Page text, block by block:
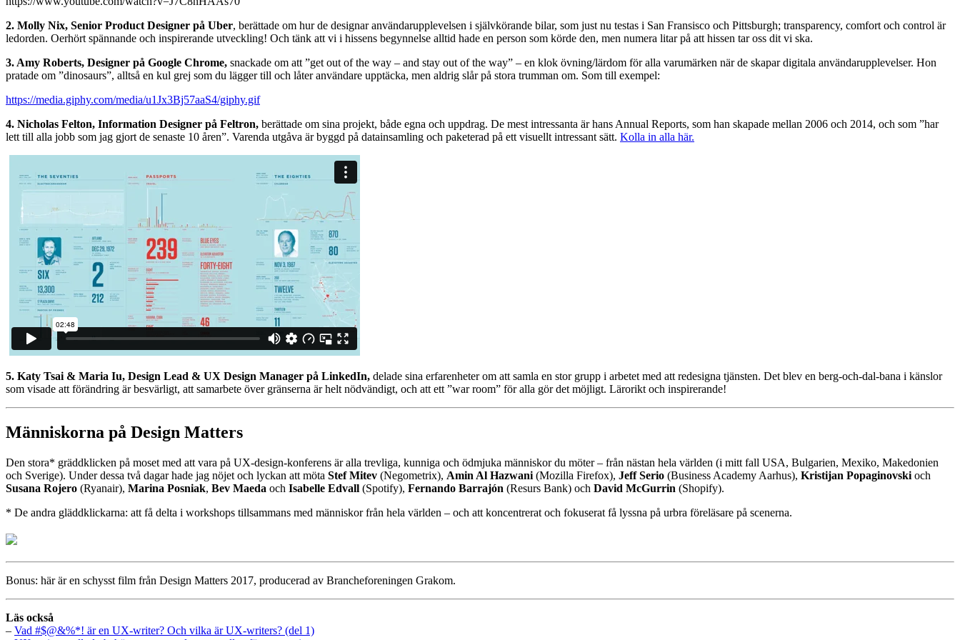
2. Molly Nix, Senior Product Designer på Uber, berättade om hur de designar användarupplevelsen i självkörande bilar, som just nu testas i San Fransisco och Pittsburgh; transparency, comfort och control är
ledorden. Oerhört spännande och inspirerande utveckling! Och tänk att vi i hissens begynnelse alltid hade en person som körde den, men numera litar på att hissen tar oss dit vi ska.
3. Amy Roberts, Designer på Google Chrome, snackade om att ”get out of the way – and stay out of the way” – en klok övning/lärdom för alla varumärken när de skapar digitala användarupplevelser. Hon
pratade om ”dinosaurs”, alltså en kul grej som du lägger till och låter användare upptäcka, men aldrig slår på stora trumman om. Som till exempel:
https://media.giphy.com/media/u1Jx3Bj57aaS4/giphy.gif
4. Nicholas Felton, Information Designer på Feltron, berättade om sina projekt, både egna och uppdrag. De mest intressanta är hans Annual Reports, som han skapade mellan 2006 och 2014, och som ”har
lett till alla jobb som jag gjort de senaste 10 åren”. Varenda utgåva är byggd på datainsamling och paketerad på ett visuellt intressant sätt. Kolla in alla här.
5. Katy Tsai & Maria Iu, Design Lead & UX Design Manager på LinkedIn, delade sina erfarenheter om att samla en stor grupp i arbetet med att redesigna tjänsten. Det blev en berg-och-dal-bana i känslor
som visade att förändring är besvärligt, att samarbete över gränserna är helt nödvändigt, och att ett ”war room” för alla gör det möjligt. Lärorikt och inspirerande!
Människorna på Design Matters
Den stora* gräddklicken på moset med att vara på UX-design-konferens är alla trevliga, kunniga och ödmjuka människor du möter – från nästan hela världen (i mitt fall USA, Bulgarien, Mexiko, Makedonien
och Sverige). Under dessa två dagar hade jag nöjet och lyckan att möta Stef Mitev (Negometrix), Amin Al Hazwani (Mozilla Firefox), Jeff Serio (Business Academy Aarhus), Kristijan Popaginovski och
Susana Rojero (Ryanair), Marina Posniak, Bev Maeda och Isabelle Edvall (Spotify), Fernando Barrajón (Resurs Bank) och David McGurrin (Shopify).
* De andra gläddklickarna: att få delta i workshops tillsammans med människor från hela världen – och att koncentrerat och fokuserat få lyssna på urbra föreläsare på scenerna.
Bonus: här är en schysst film från Design Matters 2017, producerad av Brancheforeningen Grakom.
Läs också
– Vad #$@&%*! är en UX-writer? Och vilka är UX-writers? (del 1)